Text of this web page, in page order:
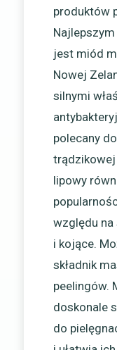
produktów
jest miód
Nowej
silnymi
polecany
lipowy
względu na
i kojące.
składnik
peelingów.
doskonale
do